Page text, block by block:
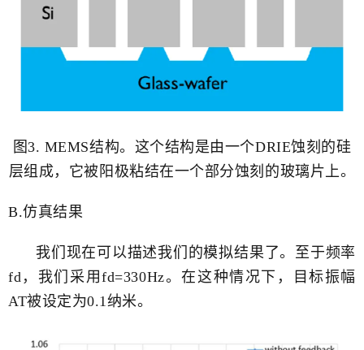
图3. MEMS结构。这个结构是由一个DRIE蚀刻的硅
层组成，它被阳极粘结在一个部分蚀刻的玻璃片上。
B.仿真结果
我们现在可以描述我们的模拟结果了。至于频率
fd，我们采用fd=330Hz。在这种情况下，目标振幅
AT被设定为0.1纳米。